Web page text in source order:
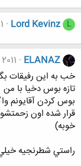
L
Lord Kevinz
ELANAZ
خب به اين رفيقات
تازه بوس دخيا با من
بوس كردن آقايونم
قرار شده اون
خوبه)
راستي شطرنجيه